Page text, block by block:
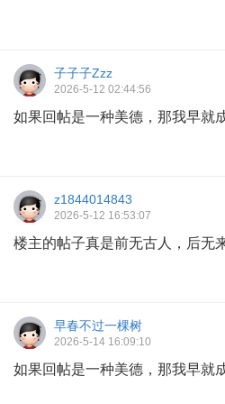
子子子Zzz
2026-5-12 02:44:56
如果回帖是一种美德，那我早就
z1844014843
2026-5-12 16:53:07
楼主的帖子真是前无古人，后无
早春不过一棵树
2026-5-14 16:09:10
如果回帖是一种美德，那我早就